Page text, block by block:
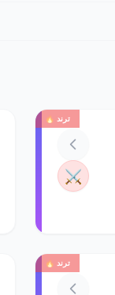
ترند 🔥
⚔️
ترند 🔥